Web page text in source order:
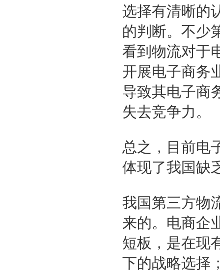
选择有清晰的
的判断。不少
看到物流对于
开展电子商务
导致其电子商
失去竞争力。
总之，目前电
体现了我国缺
我国第三方物
来的。电商企
短板，是在现
下的战略选择